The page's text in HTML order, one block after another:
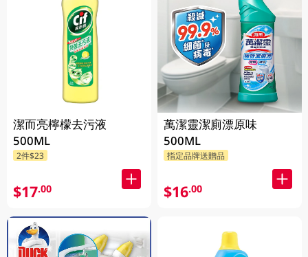
潔而亮檸檬去污液
500ML
2件$23
$17.00
萬潔靈潔廁漂原味
500ML
指定品牌送贈品
$16.00